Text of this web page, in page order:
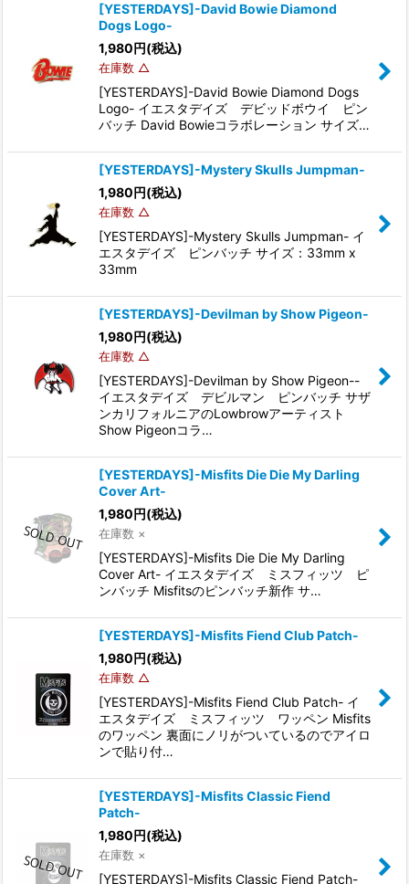
[YESTERDAYS]-David Bowie Diamond
Dogs Logo-
1,980円(税込)
在庫数 △
[YESTERDAYS]-David Bowie Diamond Dogs
Logo- イエスタデイズ デビッドボウイ ピン
バッチ David Bowieコラボレーション サイズ…
[YESTERDAYS]-Mystery Skulls Jumpman-
1,980円(税込)
在庫数 △
[YESTERDAYS]-Mystery Skulls Jumpman- イ
エスタデイズ ピンバッチ サイズ：33mm x
33mm
[YESTERDAYS]-Devilman by Show Pigeon-
1,980円(税込)
在庫数 △
[YESTERDAYS]-Devilman by Show Pigeon--
イエスタデイズ デビルマン ピンバッチ サザ
ンカリフォルニアのLowbrowアーティスト
Show Pigeonコラ…
[YESTERDAYS]-Misfits Die Die My Darling
Cover Art-
1,980円(税込)
在庫数 ×
[YESTERDAYS]-Misfits Die Die My Darling
Cover Art- イエスタデイズ ミスフィッツ ピ
ンバッチ Misfitsのピンバッチ新作 サ…
[YESTERDAYS]-Misfits Fiend Club Patch-
1,980円(税込)
在庫数 △
[YESTERDAYS]-Misfits Fiend Club Patch- イ
エスタデイズ ミスフィッツ ワッペン Misfits
のワッペン 裏面にノリがついているのでアイロ
ンで貼り付…
[YESTERDAYS]-Misfits Classic Fiend
Patch-
1,980円(税込)
在庫数 ×
[YESTERDAYS]-Misfits Classic Fiend Patch-